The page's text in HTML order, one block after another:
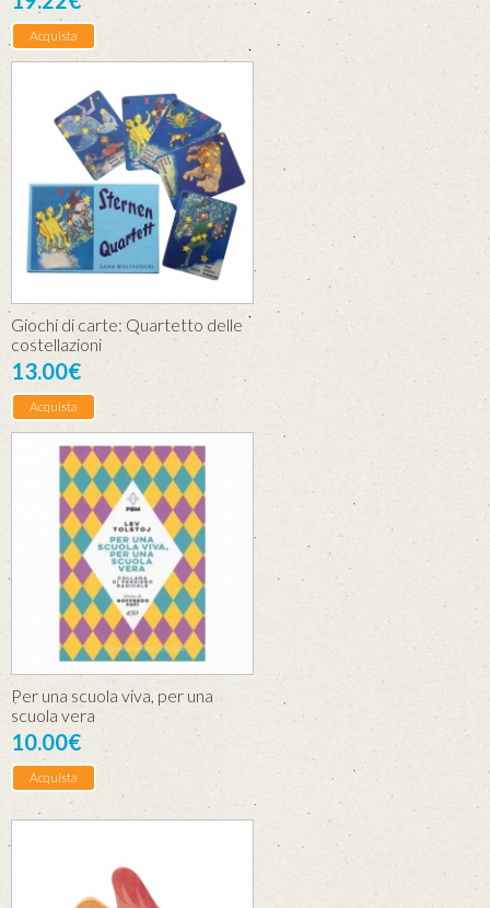
Acquista
Giochi di carte: Quartetto delle
costellazioni
13.00€
Acquista
Per una scuola viva, per una
scuola vera
10.00€
Acquista